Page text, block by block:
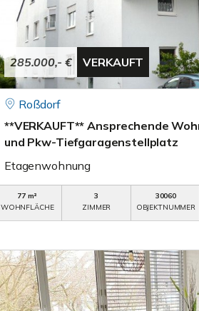
285.000,- € VERKAUFT
Roßdorf
**VERKAUFT** Ansprechende
und Pkw-Tiefgaragenstellplatz
Etagenwohnung
77 m²
WOHNFLÄCHE
3
ZIMMER
30060
OBJEKTNUMMER